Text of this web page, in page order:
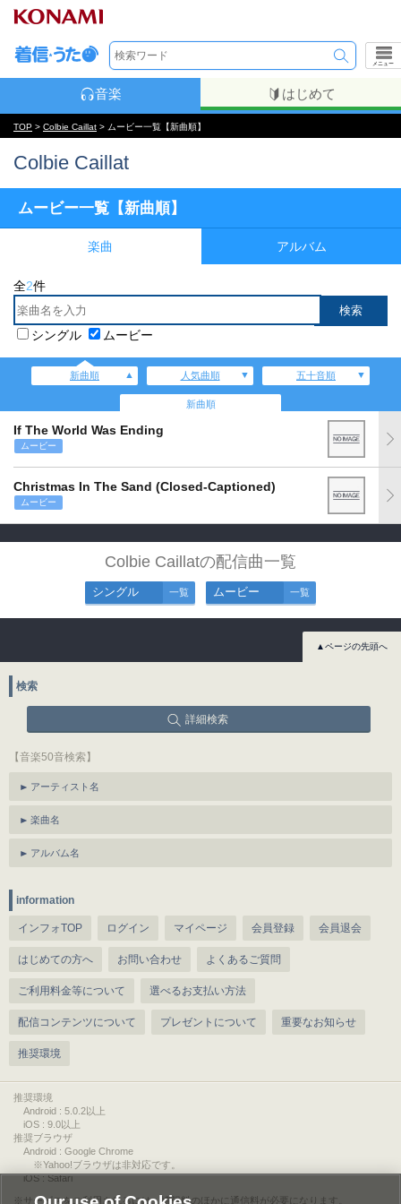
メニュー
音楽 はじめて
TOP > Colbie Caillat > ムービー一覧【新曲順】
Colbie Caillat
ムービー一覧【新曲順】
楽曲 アルバム
全2件
シングル ムービー
新曲順 人気曲順 五十音順
新曲順
If The World Was Ending
ムービー
Christmas In The Sand (Closed-Captioned)
ムービー
Colbie Caillatの配信曲一覧
シングル 一覧 ムービー 一覧
▲ページの先頭へ
検索
詳細検索
【音楽50音検索】
アーティスト名
楽曲名
アルバム名
information
インフォTOP ログイン マイページ 会員登録 会員退会
はじめての方へ お問い合わせ よくあるご質問
ご利用料金等について 選べるお支払い方法
配信コンテンツについて プレゼントについて 重要なお知らせ
推奨環境
推奨環境
Android : 5.0.2以上
iOS : 9.0以上
推奨ブラウザ
Android : Google Chrome
※Yahoo!ブラウザは非対応です。
iOS : Safari
サービスをご利用されるには、情報料のほかに通信料が必要になります。